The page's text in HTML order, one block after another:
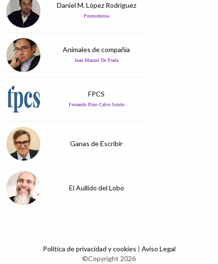
Daniel M. López Rodríguez
Posmodernia
Animales de compañía
Juan Manuel De Prada
FPCS
Fernando Pino Calvo Sotelo
Ganas de Escribir
El Aullido del Lobo
Política de privacidad y cookies | Aviso Legal
©Copyright 2026